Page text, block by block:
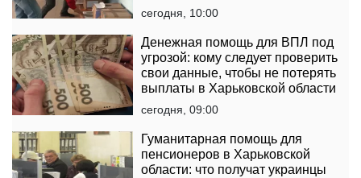
сегодня, 10:00
Денежная помощь для ВПЛ под
угрозой: кому следует проверить
свои данные, чтобы не потерять
выплаты в Харьковской области
сегодня, 09:00
Гуманитарная помощь для
пенсионеров в Харьковской
области: что получат украинцы